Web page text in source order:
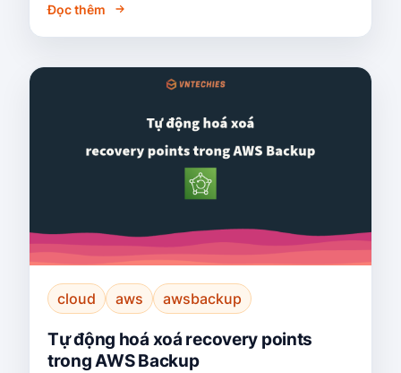
Đọc thêm
cloud aws awsbackup
Tự động hoá xoá recovery points
trong AWS Backup